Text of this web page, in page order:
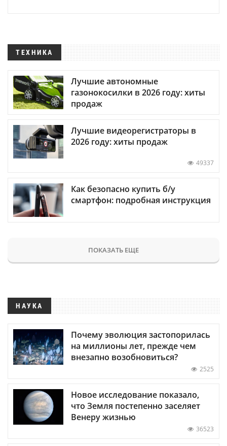
ТЕХНИКА
Лучшие автономные
газонокосилки в 2026 году: хиты
продаж
Лучшие видеорегистраторы в
2026 году: хиты продаж
49337
Как безопасно купить б/у
смартфон: подробная инструкция
ПОКАЗАТЬ ЕЩЕ
НАУКА
Почему эволюция застопорилась
на миллионы лет, прежде чем
внезапно возобновиться?
2525
Новое исследование показало,
что Земля постепенно заселяет
Венеру жизнью
36523